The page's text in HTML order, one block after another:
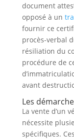
document
opposé à un
fournir ce
procès-verbal
résiliation du
procédure de
avant
Les
La vente d’un
nécessite
spécifiques.